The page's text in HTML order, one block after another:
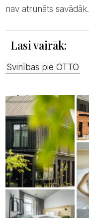
nav atrunāts savādāk.
Lasi vairāk:
Svinības pie OTTO